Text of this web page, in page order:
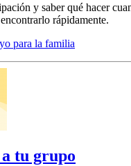
y saber qué hacer
rápidamente.
para la familia
tu grupo